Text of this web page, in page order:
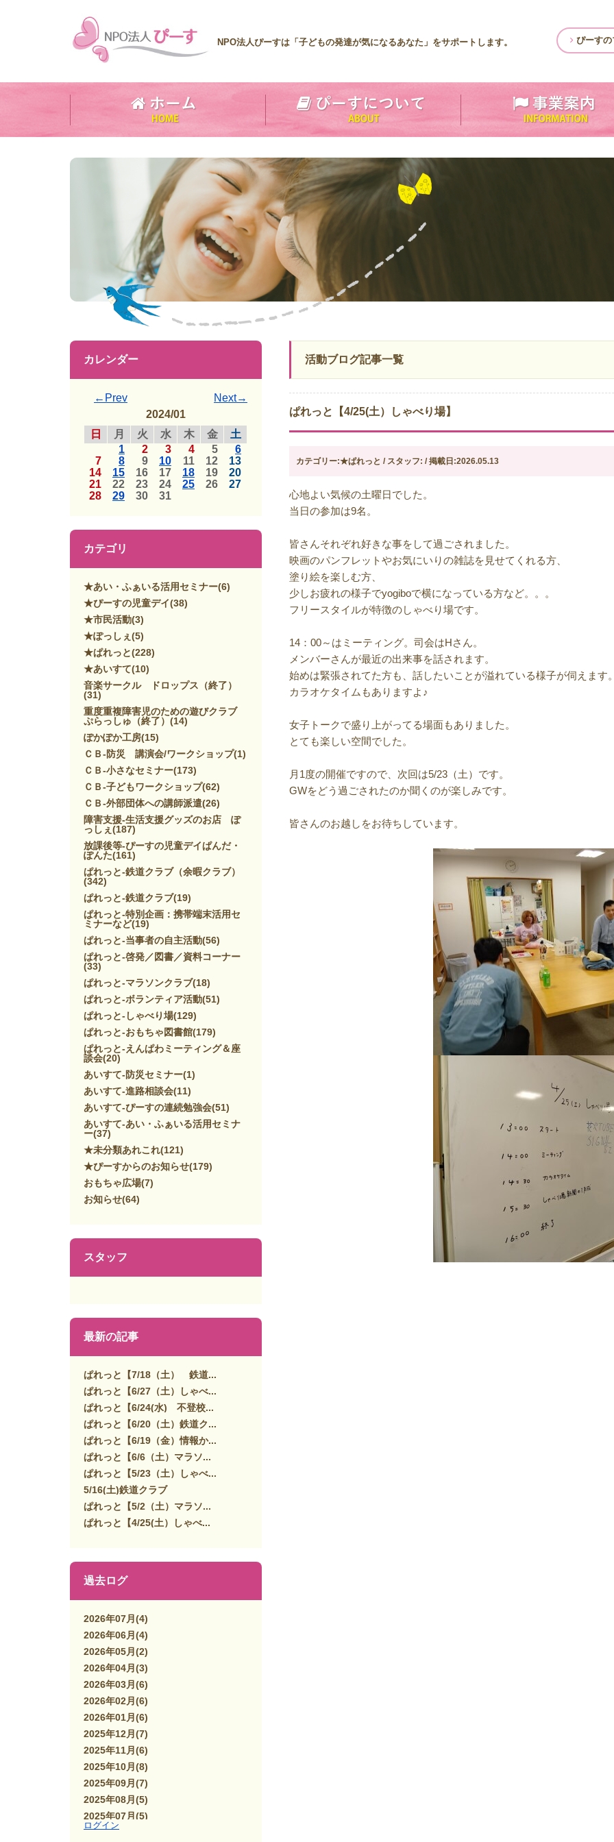
NPO法人ぴーすは「子どもの発達が気になるあなた」をサポートします。 ぴーすの
活動ブログ記事一覧
ぱれっと【4/25(土）しゃべり場】
カテゴリー:★ぱれっと / スタッフ: / 掲載日:2026.05.13
心地よい気候の土曜日でした。
当日の参加は9名。
皆さんそれぞれ好きな事をして過ごされました。
映画のパンフレットやお気にいりの雑誌を見せてくれる方、
塗り絵を楽しむ方、
少しお疲れの様子でyogiboで横になっている方など。。。
フリースタイルが特徴のしゃべり場です。
14：00～はミーティング。司会はHさん。
メンバーさんが最近の出来事を話されます。
始めは緊張されてた方も、話したいことが溢れている様子が伺えます
カラオケタイムもありますよ♪
女子トークで盛り上がってる場面もありました。
とても楽しい空間でした。
月1度の開催ですので、次回は5/23（土）です。
GWをどう過ごされたのか聞くのが楽しみです。
皆さんのお越しをお待ちしています。
カレンダー
←Prev
Next→
2024/01
日
月 火 水 木 金
土
1
2 3 4 5
6
7
8 9 10 11 12
13
14
15 16 17 18 19
20
21
22 23 24 25 26
27
28
29 30 31
カテゴリ
★あい・ふぁいる活用セミナー(6)
★ぴーすの児童デイ(38)
★市民活動(3)
★ぽっしぇ (5)
★ぱれっと(228)
★あいすて(10)
音楽サークル ドロップス（終了）
(31)
重度重複障害児のための遊びクラブ
ぷらっしゅ（終了） (14)
ぽかぽか工房(15)
ＣＢ-防災 講演会/ワークショップ(1)
ＣＢ-小さなセミナー(173)
ＣＢ-子どもワークショップ(62)
ＣＢ-外部団体への講師派遣(26)
障害支援-生活支援グッズのお店 ぽ
っしぇ (187)
放課後等-ぴーすの児童デイぱんだ・
ぽんた(161)
ぱれっと-鉄道クラブ（余暇クラブ）
(342)
ぱれっと-鉄道クラブ(19)
ぱれっと-特別企画：携帯端末活用セ
ミナーなど(19)
ぱれっと-当事者の自主活動(56)
ぱれっと-啓発／図書／資料コーナー
(33)
ぱれっと-マラソンクラブ(18)
ぱれっと-ボランティア活動(51)
ぱれっと-しゃべり場(129)
ぱれっと-おもちゃ図書館(179)
ぱれっと-えんぱわミーティング＆座
談会(20)
あいすて-防災セミナー(1)
あいすて-進路相談会(11)
あいすて-ぴーすの連続勉強会(51)
あいすて-あい・ふぁいる活用セミナ
ー(37)
★未分類あれこれ(121)
★ぴーすからのお知らせ(179)
おもちゃ広場(7)
お知らせ(64)
スタッフ
最新の記事
ぱれっと【7/18（土） 鉄道...
ぱれっと【6/27（土）しゃべ...
ぱれっと【6/24(水) 不登校...
ぱれっと【6/20（土）鉄道ク...
ぱれっと【6/19（金）情報か...
ぱれっと【6/6（土）マラソ...
ぱれっと【5/23（土）しゃべ...
5/16(土)鉄道クラブ
ぱれっと【5/2（土）マラソ...
ぱれっと【4/25(土）しゃべ...
過去ログ
2026年07月 (4)
2026年06月 (4)
2026年05月 (2)
2026年04月 (3)
2026年03月 (6)
2026年02月 (6)
2026年01月 (6)
2025年12月 (7)
2025年11月 (6)
2025年10月 (8)
2025年09月 (7)
2025年08月 (5)
2025年07月 (5)
2025年06月
ログイン